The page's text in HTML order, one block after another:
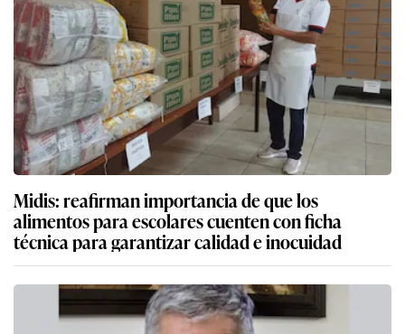
Midis: reafirman importancia de que los
alimentos para escolares cuenten con ficha
técnica para garantizar calidad e inocuidad